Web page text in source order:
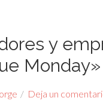
y
Monday»
Deja un